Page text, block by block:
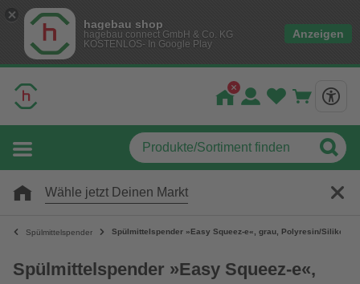
hagebau shop
hagebau connect GmbH & Co. KG
KOSTENLOS- In Google Play
Anzeigen
Wähle jetzt Deinen Markt
Spülmittelspender Spülmittelspender »Easy Squeez-e«, grau, Polyresin/Silikon
Spülmittelspender »Easy Squeez-e«,